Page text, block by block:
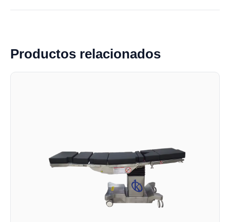
Productos relacionados